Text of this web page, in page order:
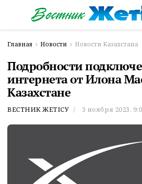
Главная Новости Новости Казахстана
Подробности
интернета от Илона
Казахстане
ВЕСТНИК ЖЕТІСУ 3 ноября 2023,